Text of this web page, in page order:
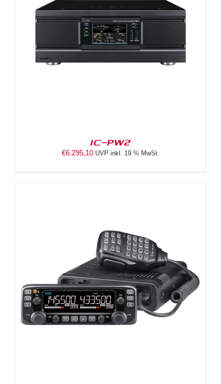
IC-PW2
€6.295,10 UVP inkl. 19 % MwSt.